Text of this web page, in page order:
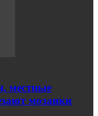
местные
мозаики